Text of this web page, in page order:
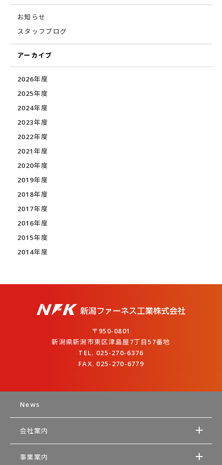
お知らせ
スタッフブログ
アーカイブ
2026年度
2025年度
2024年度
2023年度
2022年度
2021年度
2020年度
2019年度
2018年度
2017年度
2016年度
2015年度
2014年度
〒950-0801
新潟県新潟市東区津島屋7丁目57番地
TEL. 025-270-6376
FAX. 025-270-6779
News
会社案内
事業案内